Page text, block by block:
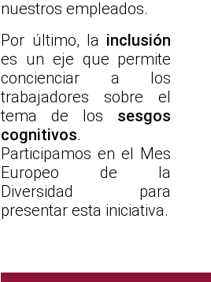
nuestros empleados.
Por último, la inclusión
es un eje que permite
concienciar a los
trabajadores sobre el
tema de los sesgos
cognitivos.
Participamos en el Mes
Europeo de la
Diversidad para
presentar esta iniciativa.